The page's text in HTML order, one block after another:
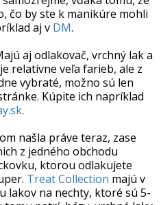
čo by ste k manikúre mohli
aj v DM.
aj odlakovač, vrchný lak a
relatívne veľa farieb, ale z
vybraté, možno sú len
Kúpite ich napríklad
.
našla práve teraz, zase
z jedného obchodu
ktorou odlakujete
Treat Collection majú v
lakov na nechty, ktoré sú 5-